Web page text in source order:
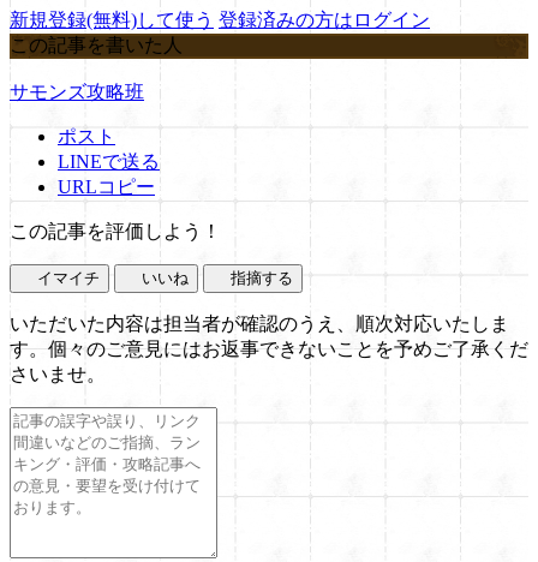
新規登録(無料)して使う 登録済みの方はログイン
この記事を書いた人
サモンズ攻略班
ポスト
LINEで送る
URLコピー
この記事を評価しよう！
イマイチ いいね 指摘する
いただいた内容は担当者が確認のうえ、順次対応いたしま
す。個々のご意見にはお返事できないことを予めご了承くだ
さいませ。